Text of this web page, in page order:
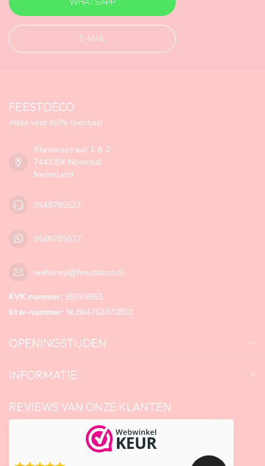
WHATSAPP
E-MAIL
FEESTDECO
Alles voor toffe feestjes!
Stationsstraat 1 & 2
7443 BX Nijverdal
Nederland
0548785527
0548785527
webshop@feestdeco.nl
KVK nummer: 88749851
btw-nummer: NL864762872B01
OPENINGSTIJDEN
INFORMATIE
REVIEWS VAN ONZE KLANTEN